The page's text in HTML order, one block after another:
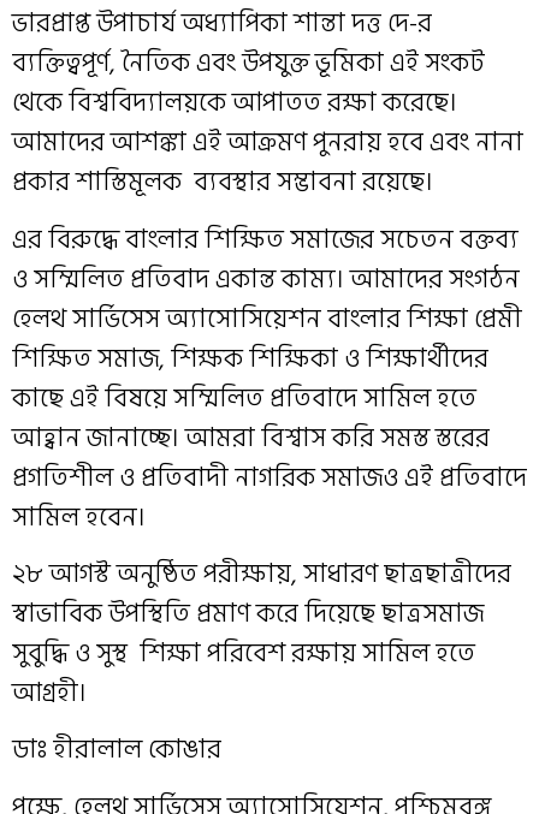
ভারপ্রাপ্ত উপাচার্য অধ্যাপিকা শান্তা দত্ত দে-র
ব্যক্তিত্বপূর্ণ, নৈতিক এবং উপযুক্ত ভূমিকা এই সংকট
থেকে বিশ্ববিদ্যালয়কে আপাতত রক্ষা করেছে।
আমাদের আশঙ্কা এই আক্রমণ পুনরায় হবে এবং নানা
প্রকার শাস্তিমূলক ব্যবস্থার সম্ভাবনা রয়েছে।
এর বিরুদ্ধে বাংলার শিক্ষিত সমাজের সচেতন বক্তব্য
ও সম্মিলিত প্রতিবাদ একান্ত কাম্য। আমাদের সংগঠন
হেলথ সার্ভিসেস অ্যাসোসিয়েশন বাংলার শিক্ষা প্রেমী
শিক্ষিত সমাজ, শিক্ষক শিক্ষিকা ও শিক্ষার্থীদের
কাছে এই বিষয়ে সম্মিলিত প্রতিবাদে সামিল হতে
আহ্বান জানাচ্ছে। আমরা বিশ্বাস করি সমস্ত স্তরের
প্রগতিশীল ও প্রতিবাদী নাগরিক সমাজও এই প্রতিবাদে
সামিল হবেন।
২৮ আগস্ট অনুষ্ঠিত পরীক্ষায়, সাধারণ ছাত্রছাত্রীদের
স্বাভাবিক উপস্থিতি প্রমাণ করে দিয়েছে ছাত্রসমাজ
সুবুদ্ধি ও সুস্থ শিক্ষা পরিবেশ রক্ষায় সামিল হতে
আগ্ৰহী।
ডাঃ হীরালাল কোঙার